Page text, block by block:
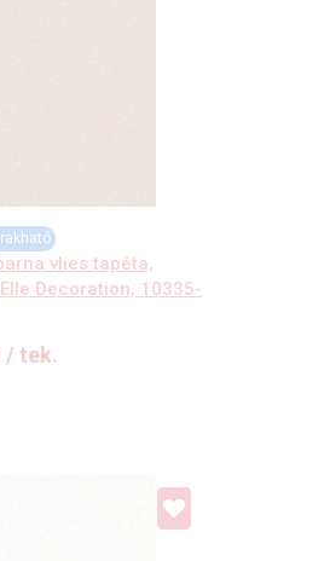
vlies tapéta,
Decoration, 10335-
/ tek.